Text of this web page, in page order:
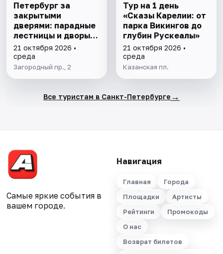
Петербург за
закрытыми
дверями: парадные
лестницы и дворы-
колодцы
21 октября 2026 •
среда
Загородный пр., 2
Тур на 1 день
«Сказы Карелии: от
парка Викингов до
глубин Рускеалы»
21 октября 2026 •
среда
Казанская пл.
Все туристам в Санкт-Петербурге →
Самые яркие события в
вашем городе.
Навигация
Главная
Города
Площадки
Артисты
Рейтинги
Промокоды
О нас
Возврат билетов